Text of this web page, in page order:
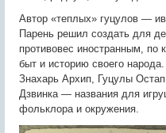
Автор «теплых» гуцулов —
Парень решил создать для
противовес иностранным, по
быт и историю своего народа.
Знахарь Архип, Гуцулы
Дзвинка — названия для
фольклора и окружения.